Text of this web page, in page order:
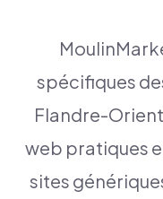
spécifiques
Flandre-
web pratiques
sites